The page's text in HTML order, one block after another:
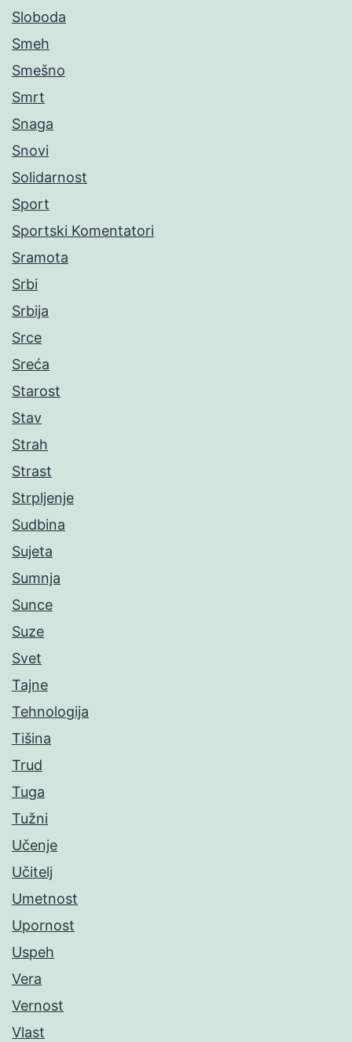
Sloboda
Smeh
Smešno
Smrt
Snaga
Snovi
Solidarnost
Sport
Sportski Komentatori
Sramota
Srbi
Srbija
Srce
Sreća
Starost
Stav
Strah
Strast
Strpljenje
Sudbina
Sujeta
Sumnja
Sunce
Suze
Svet
Tajne
Tehnologija
Tišina
Trud
Tuga
Tužni
Učenje
Učitelj
Umetnost
Upornost
Uspeh
Vera
Vernost
Vlast